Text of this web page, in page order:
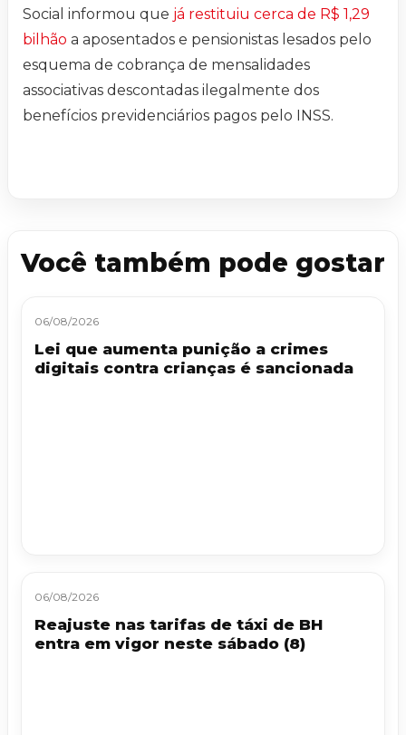
Social informou que já restituiu cerca de R$ 1,29
bilhão a aposentados e pensionistas lesados pelo
esquema de cobrança de mensalidades
associativas descontadas ilegalmente dos
benefícios previdenciários pagos pelo INSS.​
Você também pode gostar
06/08/2026
Lei que aumenta punição a crimes
digitais contra crianças é sancionada
06/08/2026
Reajuste nas tarifas de táxi de BH
entra em vigor neste sábado (8)